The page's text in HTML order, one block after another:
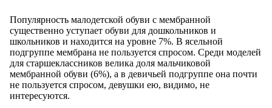
Популярность малодетской обуви с мембранной
существенно уступает обуви для дошкольников и
школьников и находится на уровне 7%. В ясельной
подгруппе мембрана не пользуется спросом. Среди моделей
для старшеклассников велика доля мальчиковой
мембранной обуви (6%), а в девичьей подгруппе она почти
не пользуется спросом, девушки ею, видимо, не
интересуются.